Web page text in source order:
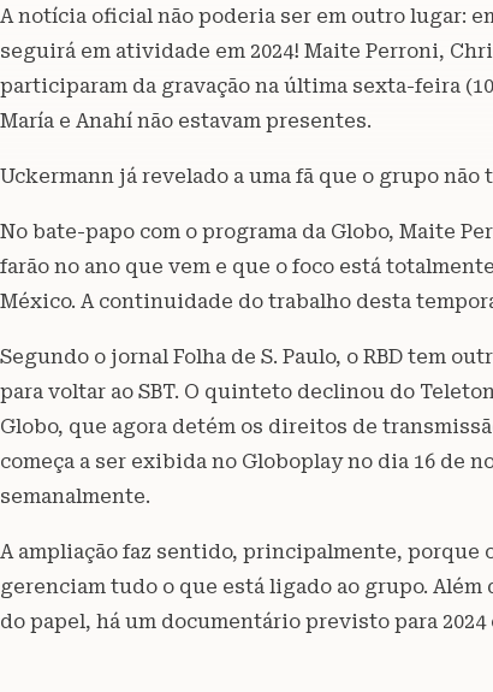
A notícia oficial não poderia ser em outro lugar:
seguirá em atividade em 2024! Maite Perroni,
participaram da gravação na última sexta-feira
María e Anahí não estavam presentes.
Uckermann já revelado a uma fã que o grupo não
No bate-papo com o programa da Globo, Maite
farão no ano que vem e que o foco está
México. A continuidade do trabalho desta
Segundo o jornal Folha de S. Paulo, o RBD tem
para voltar ao SBT. O quinteto declinou do
Globo, que agora detém os direitos de
começa a ser exibida no Globoplay no dia 16 de
semanalmente.
A ampliação faz sentido, principalmente, porque
gerenciam tudo o que está ligado ao grupo.
do papel, há um documentário previsto para 2024